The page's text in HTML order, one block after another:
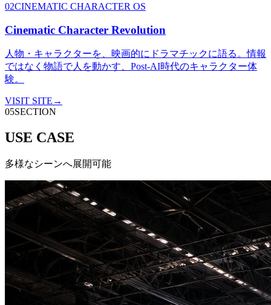
02CINEMATIC CHARACTER OS
Cinematic Character Revolution
人物・キャラクターを、映画的にドラマチックに語る。情報
ではなく物語で人を動かす、Post-AI時代のキャラクター体
験。
VISIT SITE →
05SECTION
USE CASE
多様なシーンへ展開可能